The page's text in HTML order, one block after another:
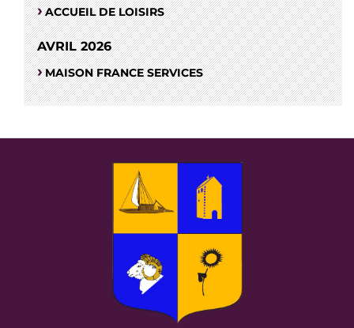
ACCUEIL DE LOISIRS
AVRIL 2026
MAISON FRANCE SERVICES